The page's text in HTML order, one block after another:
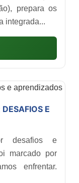
prepara os
integrada...
E
desafios e
marcado por
enfrentar.